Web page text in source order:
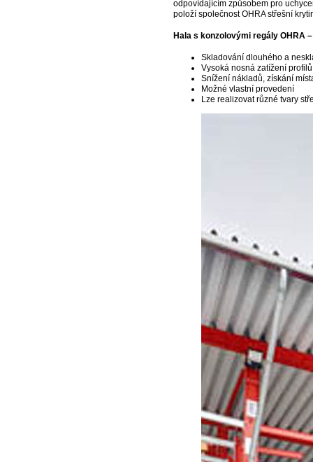
odpovídajícím způsobem pro
položí společnost OHRA střešní
Hala s konzolovými regály OHRA
Skladování dlouhého a
Vysoká nosná zatížení
Snížení nákladů, získání
Možné vlastní provedení
Lze realizovat různé tvary